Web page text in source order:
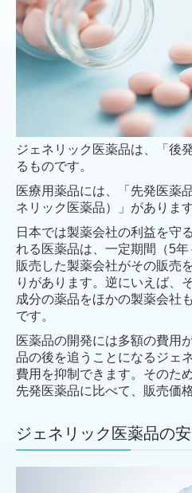
ジェネリック医薬品は、「後
るものです。
医療用薬品には、「先発医薬
ネリック医薬品）」があります
日本では製薬会社の利益を守
れる医薬品は、一定期間（5
販売した製薬会社がその販売
りがあります。逆にいえば、
成分の薬品をほかの製薬会社
です。
医薬品の開発には多額の費用
品の後を追うことになるジェ
費用を抑制できます。そのた
先発医薬品に比べて、販売価
ジェネリック医薬品の